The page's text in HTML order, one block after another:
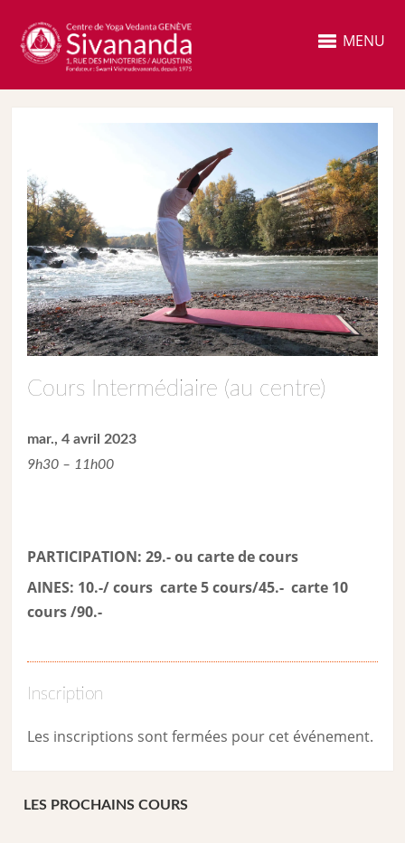
MENU
Cours Intermédiaire (au centre)
mar., 4 avril 2023
9h30 – 11h00
PARTICIPATION: 29.- ou carte de cours
AINES: 10.-/ cours carte 5 cours/45.- carte 10
cours /90.-
Inscription
Les inscriptions sont fermées pour cet événement.
LES PROCHAINS COURS